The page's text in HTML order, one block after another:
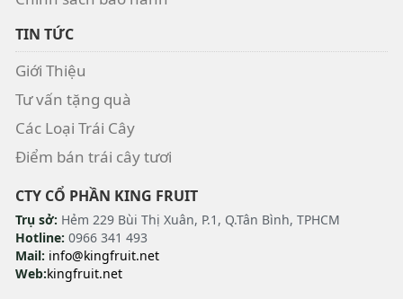
TIN TỨC
Giới Thiệu
Tư vấn tặng quà
Các Loại Trái Cây
Điểm bán trái cây tươi
CTY CỔ PHẦN KING FRUIT
Trụ sở: Hẻm 229 Bùi Thị Xuân, P.1, Q.Tân Bình, TPHCM
Hotline: 0966 341 493
Mail: info@kingfruit.net
Web:kingfruit.net